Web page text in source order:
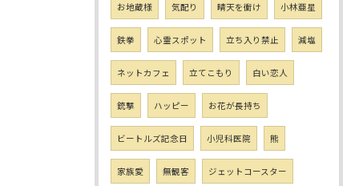
お地蔵様 気配り 晴天を衝け 小林亜星
鉄拳 心霊スポット 立ち入り禁止 減塩
ネットカフェ 立てこもり 白い恋人
銃撃 ハッピー お花が長持ち
ビートルズ記念日 小児科医院 熊
家族愛 無観客 ジェットコースター